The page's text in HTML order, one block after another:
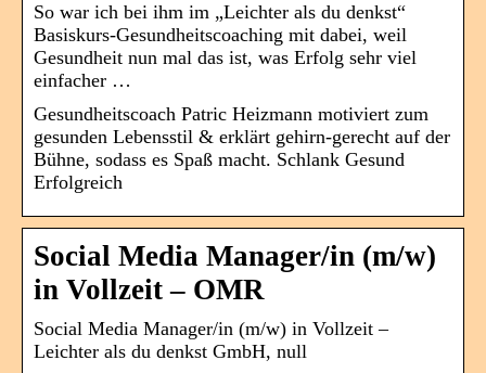
So war ich bei ihm im „Leichter als du denkst“
Basiskurs-Gesundheitscoaching mit dabei, weil
Gesundheit nun mal das ist, was Erfolg sehr viel
einfacher …
Gesundheitscoach Patric Heizmann motiviert zum
gesunden Lebensstil & erklärt gehirn-gerecht auf der
Bühne, sodass es Spaß macht. Schlank Gesund
Erfolgreich
Social Media Manager/in (m/w)
in Vollzeit – OMR
Social Media Manager/in (m/w) in Vollzeit –
Leichter als du denkst GmbH, null